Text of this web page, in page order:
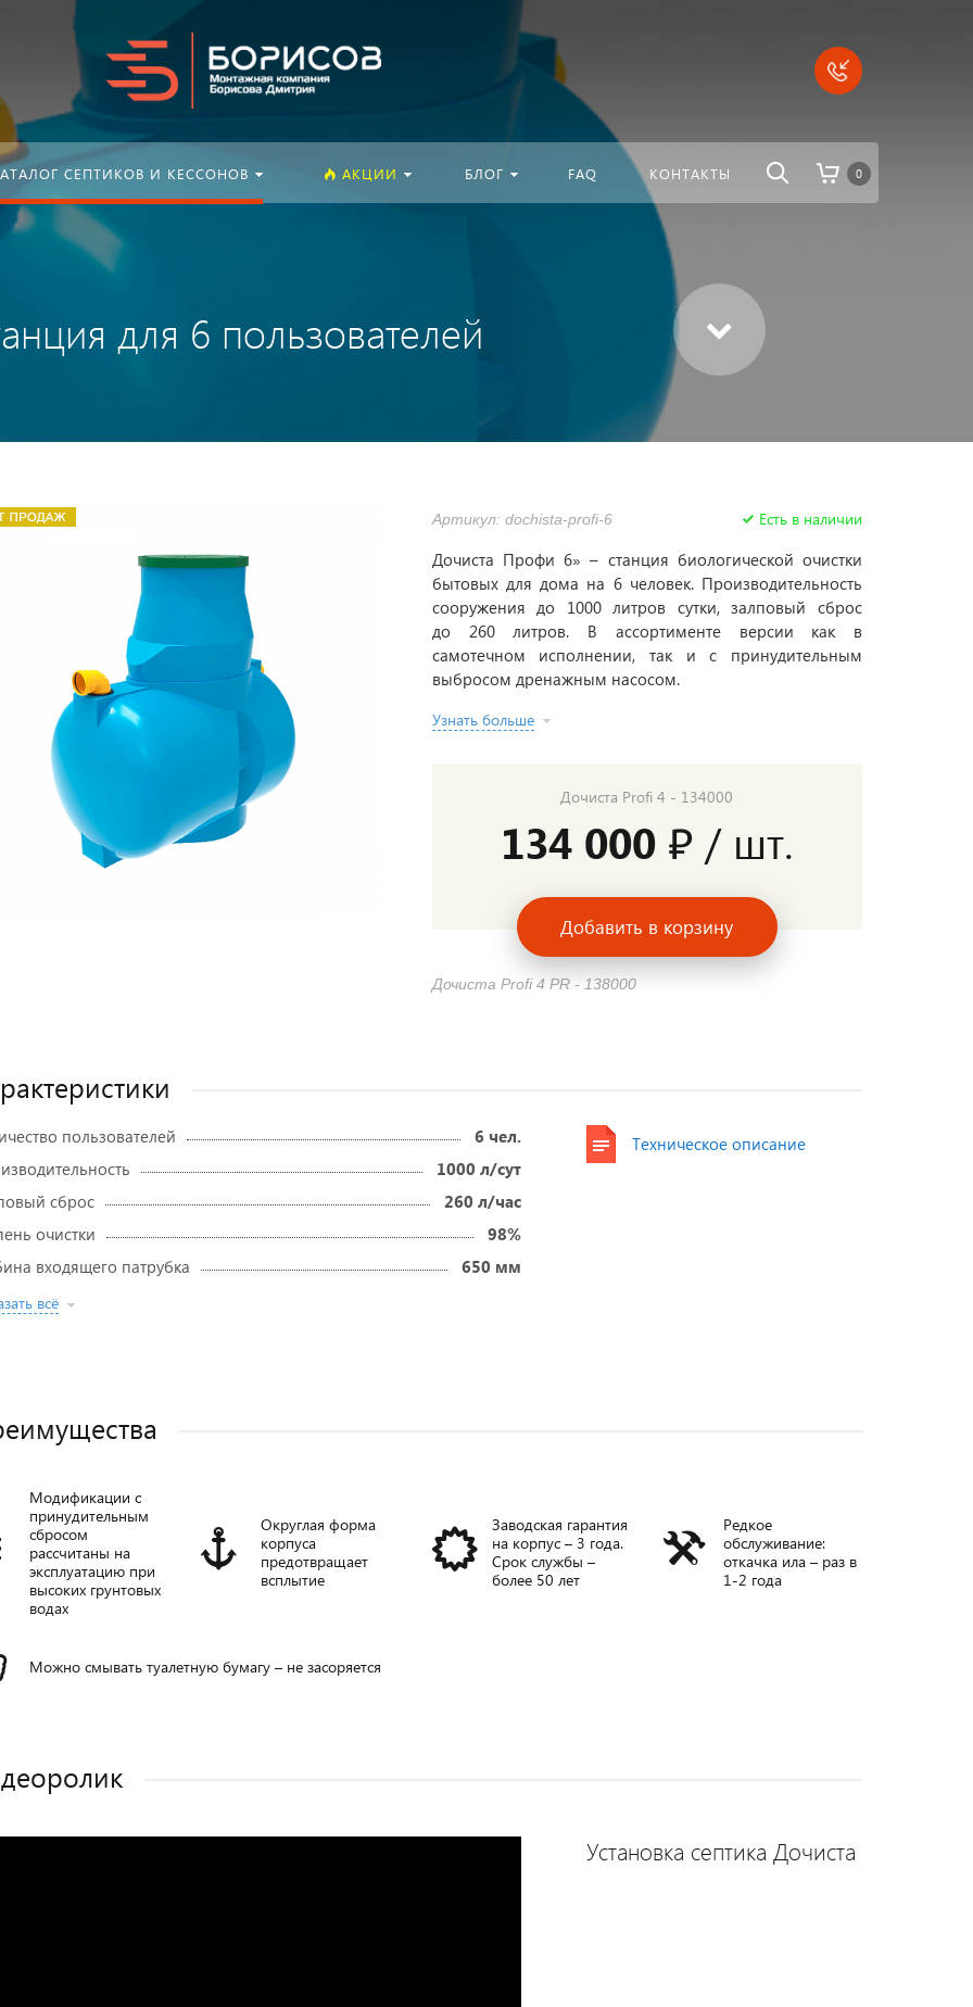
везде
СЕПТИКОВ И КЕССОНОВ АКЦИИ БЛОГ FAQ КОНТАКТЫ 0
для 6 пользователей
Артикул: dochista-profi-6 Есть в наличии
Дочиста Профи 6» – станция биологической очистки
бытовых для дома на 6 человек. Производительность
сооружения до 1000 литров сутки, залповый сброс
до 260 литров. В ассортименте версии как в
самотечном исполнении, так и с принудительным
выбросом дренажным насосом.
Узнать больше
Дочиста Profi 4 - 134000
134 000 ₽ / шт.
Добавить в корзину
Дочиста Profi 4 PR - 138000
пользователей
6 чел.
1000 л/сут
сброс
260 л/час
очистки
98%
входящего патрубка
650 мм
всё
Техническое описание
Модификации с
принудительным
сбросом
рассчитаны на
эксплуатацию при
высоких грунтовых
водах
Округлая форма
корпуса
предотвращает
всплытие
Заводская гарантия
на корпус – 3 года.
Срок службы –
более 50 лет
Редкое
обслуживание:
откачка ила – раз в
1-2 года
Можно смывать туалетную бумагу – не засоряется
Установка септика Дочиста